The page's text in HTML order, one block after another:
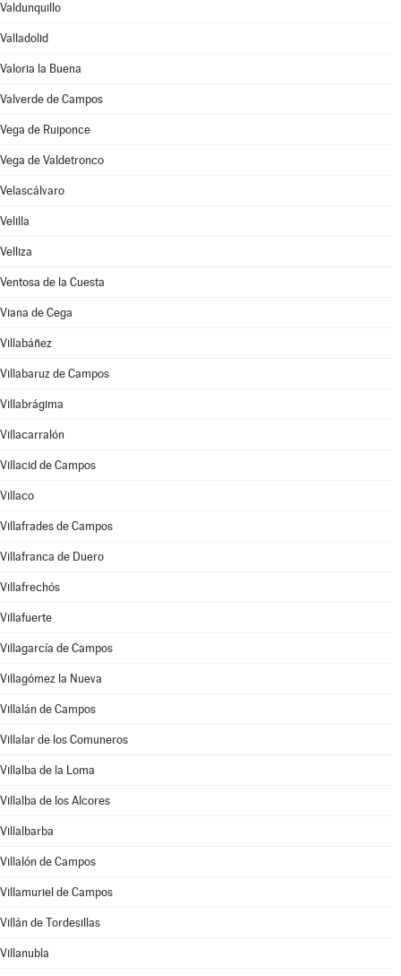
Valdunquillo
Valladolid
Valoria la Buena
Valverde de Campos
Vega de Ruiponce
Vega de Valdetronco
Velascálvaro
Velilla
Velliza
Ventosa de la Cuesta
Viana de Cega
Villabáñez
Villabaruz de Campos
Villabrágima
Villacarralón
Villacid de Campos
Villaco
Villafrades de Campos
Villafranca de Duero
Villafrechós
Villafuerte
Villagarcía de Campos
Villagómez la Nueva
Villalán de Campos
Villalar de los Comuneros
Villalba de la Loma
Villalba de los Alcores
Villalbarba
Villalón de Campos
Villamuriel de Campos
Villán de Tordesillas
Villanubla